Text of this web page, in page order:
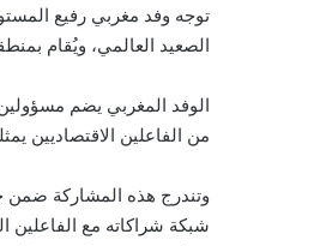
توجه وفد مغربي رفيع
الصعيد العالمي، ويُقام
الوفد المغربي يضم
من الفاعلين الاقتصاديين
وتندرج هذه المشاركة ضمن
شبكة شراكاته مع